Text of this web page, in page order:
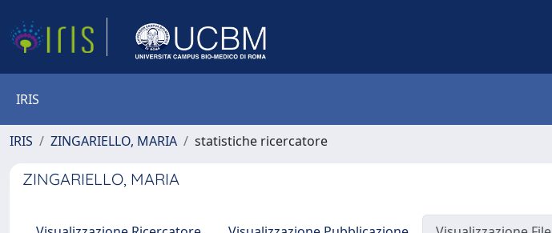
IRIS
IRIS ZINGARIELLO, MARIA statistiche ricercatore
ZINGARIELLO, MARIA